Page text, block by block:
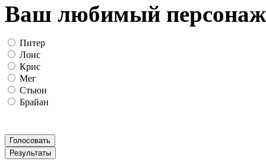
Ваш любимый
Питер
Лоис
Крис
Мег
Стьюи
Брайан